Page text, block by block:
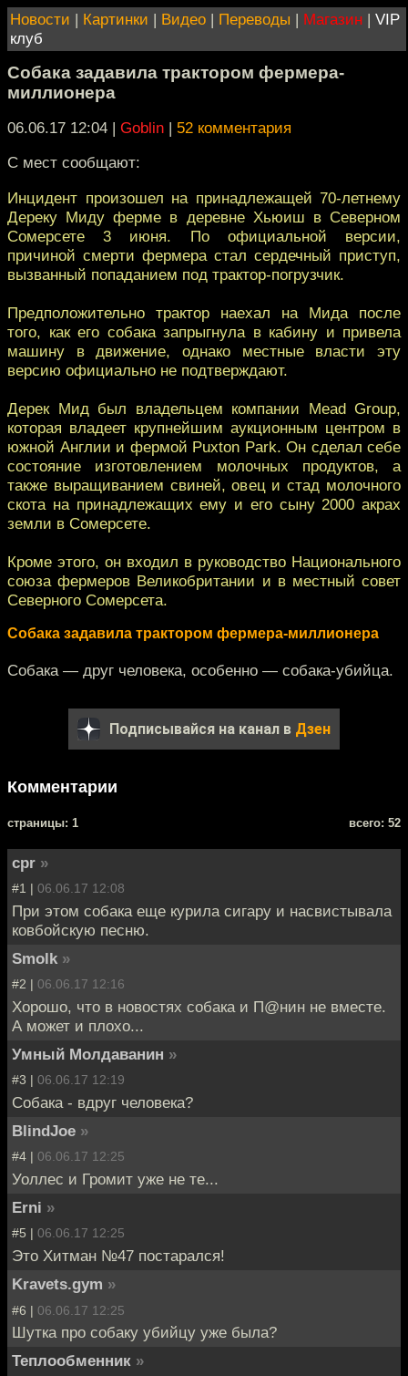
Новости | Картинки | Видео | Переводы | Магазин | VIP
клуб
Собака задавила трактором фермера-
миллионера
06.06.17 12:04 | Goblin | 52 комментария
С мест сообщают:
Инцидент произошел на принадлежащей 70-летнему
Дереку Миду ферме в деревне Хьюиш в Северном
Сомерсете 3 июня. По официальной версии,
причиной смерти фермера стал сердечный приступ,
вызванный попаданием под трактор-погрузчик.
Предположительно трактор наехал на Мида после
того, как его собака запрыгнула в кабину и привела
машину в движение, однако местные власти эту
версию официально не подтверждают.
Дерек Мид был владельцем компании Mead Group,
которая владеет крупнейшим аукционным центром в
южной Англии и фермой Puxton Park. Он сделал себе
состояние изготовлением молочных продуктов, а
также выращиванием свиней, овец и стад молочного
скота на принадлежащих ему и его сыну 2000 акрах
земли в Сомерсете.
Кроме этого, он входил в руководство Национального
союза фермеров Великобритании и в местный совет
Северного Сомерсета.
Собака задавила трактором фермера-миллионера
Собака — друг человека, особенно — собака-убийца.
Подписывайся на канал в Дзен
Комментарии
cтраницы: 1 всего: 52
cpr »
#1 | 06.06.17 12:08
При этом собака еще курила сигару и насвистывала
ковбойскую песню.
Smolk »
#2 | 06.06.17 12:16
Хорошо, что в новостях собака и П@нин не вместе.
А может и плохо...
Умный Молдаванин »
#3 | 06.06.17 12:19
Собака - вдруг человека?
BlindJoe »
#4 | 06.06.17 12:25
Уоллес и Громит уже не те...
Erni »
#5 | 06.06.17 12:25
Это Хитман №47 постарался!
Kravets.gym »
#6 | 06.06.17 12:25
Шутка про собаку убийцу уже была?
Теплообменник »